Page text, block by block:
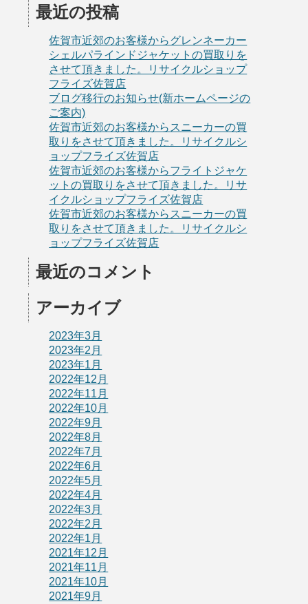
最近の投稿
佐賀市近郊のお客様からグレンネーカー
シェルパラインドジャケットの買取りを
させて頂きました。リサイクルショップ
フライズ佐賀店
ブログ移行のお知らせ(新ホームページの
ご案内)
佐賀市近郊のお客様からスニーカーの買
取りをさせて頂きました。リサイクルシ
ョップフライズ佐賀店
佐賀市近郊のお客様からフライトジャケ
ットの買取りをさせて頂きました。リサ
イクルショップフライズ佐賀店
佐賀市近郊のお客様からスニーカーの買
取りをさせて頂きました。リサイクルシ
ョップフライズ佐賀店
最近のコメント
アーカイブ
2023年3月
2023年2月
2023年1月
2022年12月
2022年11月
2022年10月
2022年9月
2022年8月
2022年7月
2022年6月
2022年5月
2022年4月
2022年3月
2022年2月
2022年1月
2021年12月
2021年11月
2021年10月
2021年9月